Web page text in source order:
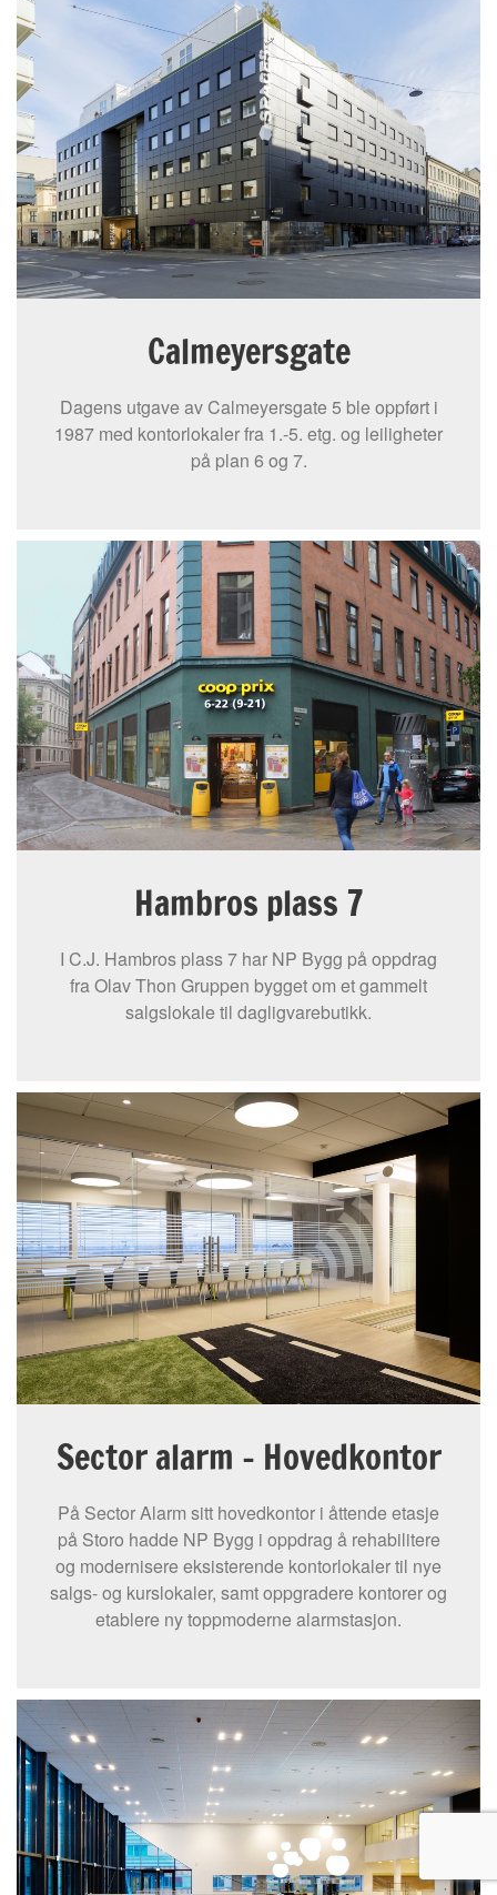
Calmeyersgate
Dagens utgave av Calmeyersgate 5 ble oppført i
1987 med kontorlokaler fra 1.-5. etg. og leiligheter
på plan 6 og 7.
Hambros plass 7
I C.J. Hambros plass 7 har NP Bygg på oppdrag
fra Olav Thon Gruppen bygget om et gammelt
salgslokale til dagligvarebutikk.
Sector alarm - Hovedkontor
På Sector Alarm sitt hovedkontor i åttende etasje
på Storo hadde NP Bygg i oppdrag å rehabilitere
og modernisere eksisterende kontorlokaler til nye
salgs- og kurslokaler, samt oppgradere kontorer og
etablere ny toppmoderne alarmstasjon.